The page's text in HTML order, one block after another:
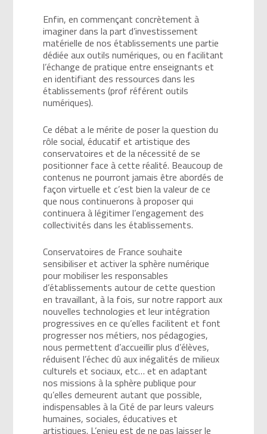
Enfin, en commençant concrètement à
imaginer dans la part d’investissement
matérielle de nos établissements une partie
dédiée aux outils numériques, ou en facilitant
l’échange de pratique entre enseignants et
en identifiant des ressources dans les
établissements (prof référent outils
numériques).
Ce débat a le mérite de poser la question du
rôle social, éducatif et artistique des
conservatoires et de la nécessité de se
positionner face à cette réalité. Beaucoup de
contenus ne pourront jamais être abordés de
façon virtuelle et c’est bien la valeur de ce
que nous continuerons à proposer qui
continuera à légitimer l’engagement des
collectivités dans les établissements.
Conservatoires de France souhaite
sensibiliser et activer la sphère numérique
pour mobiliser les responsables
d’établissements autour de cette question
en travaillant, à la fois, sur notre rapport aux
nouvelles technologies et leur intégration
progressives en ce qu’elles facilitent et font
progresser nos métiers, nos pédagogies,
nous permettent d’accueillir plus d’élèves,
réduisent l’échec dû aux inégalités de milieux
culturels et sociaux, etc… et en adaptant
nos missions à la sphère publique pour
qu’elles demeurent autant que possible,
indispensables à la Cité de par leurs valeurs
humaines, sociales, éducatives et
artistiques. L’enjeu est de ne pas laisser le